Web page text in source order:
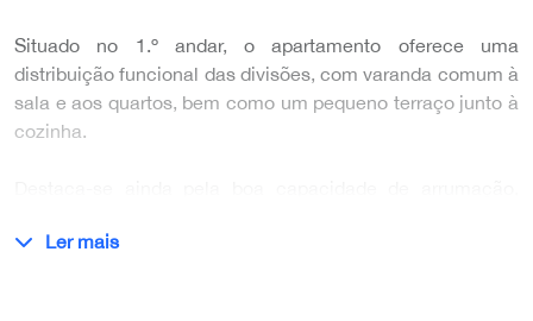
Situado no 1.º andar, o apartamento oferece uma
distribuição funcional das divisões, com varanda comum à
sala e aos quartos, bem como um pequeno terraço junto à
cozinha.
quartos e dois…
Ler mais